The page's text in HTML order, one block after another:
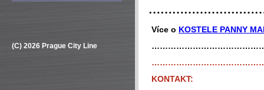
(C) 2026 Prague City Line
Více o KOSTELE PANNY
KONTAKT: